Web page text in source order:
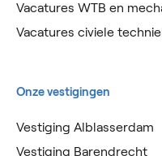
Vacatures WTB en
Vacatures civiele
Onze vestigingen
Vestiging Alblasserdam
Vestiging Barendrecht